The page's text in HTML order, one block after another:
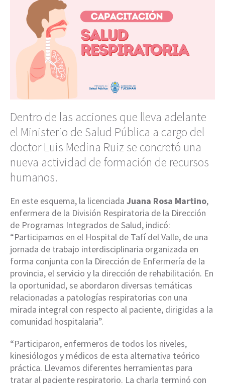
Dentro de las acciones que lleva adelante
el Ministerio de Salud Pública a cargo del
doctor Luis Medina Ruiz se concretó una
nueva actividad de formación de recursos
humanos.
En este esquema, la licenciada Juana Rosa Martino,
enfermera de la División Respiratoria de la Dirección
de Programas Integrados de Salud, indicó:
“Participamos en el Hospital de Tafí del Valle, de una
jornada de trabajo interdisciplinaria organizada en
forma conjunta con la Dirección de Enfermería de la
provincia, el servicio y la dirección de rehabilitación. En
la oportunidad, se abordaron diversas temáticas
relacionadas a patologías respiratorias con una
mirada integral con respecto al paciente, dirigidas a la
comunidad hospitalaria”.
“Participaron, enfermeros de todos los niveles,
kinesiólogos y médicos de esta alternativa teórico
práctica. Llevamos diferentes herramientas para
tratar al paciente respiratorio. La charla terminó con